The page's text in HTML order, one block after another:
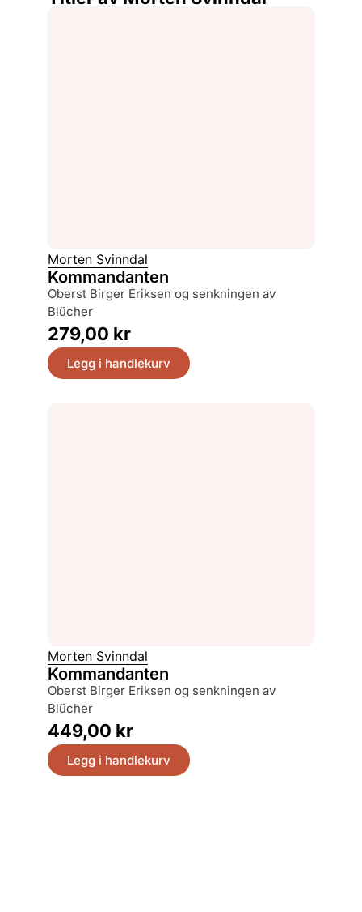
Morten Svinndal
Kommandanten
oberst Birger Eriksen og senkningen av
Blücher
279,00 kr
Legg i handlekurv
Morten Svinndal
Kommandanten
oberst Birger Eriksen og senkningen av
Blücher
449,00 kr
Legg i handlekurv